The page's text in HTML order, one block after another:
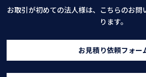
お取引が初めての法人様は、こちらのお
ります。
お見積り依頼フォー